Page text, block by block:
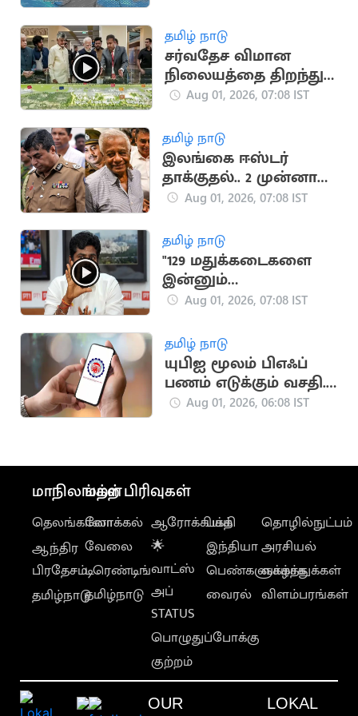
தமிழ் நாடு
சர்வதேச விமான
நிலையத்தை திறந்து
வைத்த பிரதமர்
Aug 01, 2026, 07:08 IST
தமிழ் நாடு
இலங்கை ஈஸ்டர்
தாக்குதல்.. 2 முன்னாள்
அதிகாரிகளுக்கு
Aug 01, 2026, 07:08 IST
தமிழ் நாடு
"129 மதுக்கடைகளை
இன்னும்
மூடவில்லை”.. தவெக
குற்றச்சாட்டு
Aug 01, 2026, 07:08 IST
தமிழ் நாடு
யுபிஐ மூலம் பிஎஃப்
பணம் எடுக்கும் வசதி..
இம்மாதம் அறிமுகமாக
Aug 01, 2026, 06:08 IST
மாநிலங்கள்
தெலங்கானா
ஆந்திர
பிரதேசம்
தமிழ்நாடு
மற்ற பிரிவுகள்
லோக்கல்
வேலை
டிரெண்டிங்
தமிழ்நாடு
ஆரோக்கியம்
🌟
வாட்ஸ்
அப்
STATUS
பொழுதுப்போக்கு
குற்றம்
பக்தி
இந்தியா
பெண்களுக்காக
வைரல்
தொழில்நுட்பம்
அரசியல்
வாழ்த்துக்கள்
விளம்பரங்கள்
OUR LOKAL